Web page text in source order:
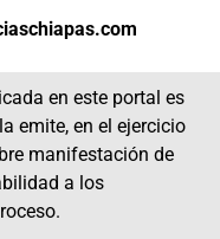
en este portal es
emite, en el ejercicio
manifestación de
a los